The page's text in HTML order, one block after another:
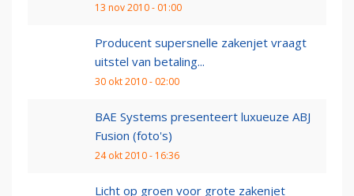
13 nov 2010 - 01:00
Producent supersnelle zakenjet vraagt
uitstel van betaling...
30 okt 2010 - 02:00
BAE Systems presenteert luxueuze ABJ
Fusion (foto's)
24 okt 2010 - 16:36
Licht op groen voor grote zakenjet